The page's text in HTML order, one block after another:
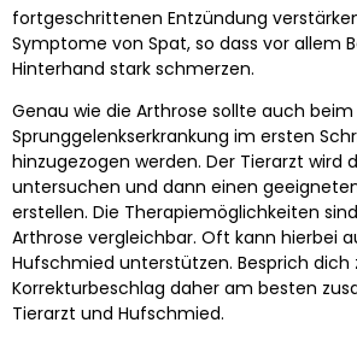
fortgeschrittenen Entzündung
Symptome von Spat, so dass vor allem
Hinterhand stark schmerzen.
Genau wie die Arthrose sollte auch
Sprunggelenkserkrankung im ersten
hinzugezogen werden. Der Tierarzt wird
untersuchen und dann einen
erstellen. Die Therapiemöglichkeiten
Arthrose vergleichbar. Oft kann hierbei
Hufschmied unterstützen. Besprich
Korrekturbeschlag daher am besten
Tierarzt und Hufschmied.